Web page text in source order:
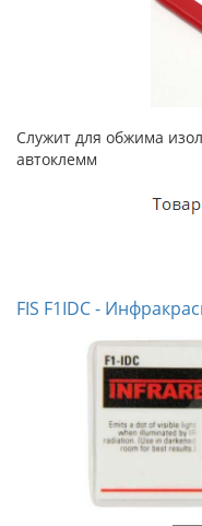
Служит для обжима
автоклемм
FIS F1IDC -